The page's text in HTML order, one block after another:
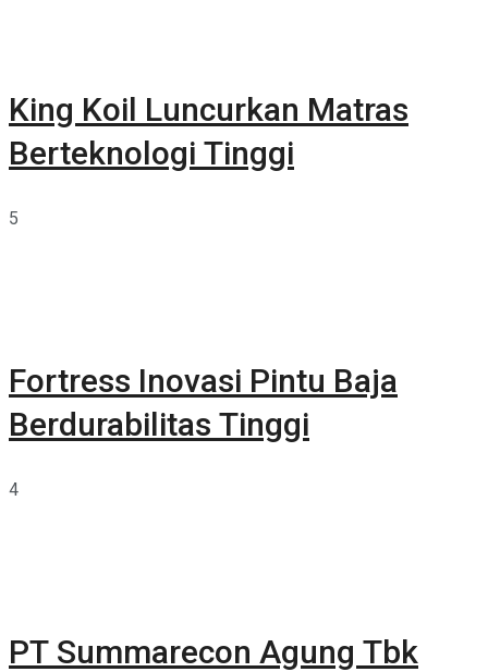
King Koil Luncurkan Matras
Berteknologi Tinggi
5
Fortress Inovasi Pintu Baja
Berdurabilitas Tinggi
4
PT Summarecon Agung Tbk